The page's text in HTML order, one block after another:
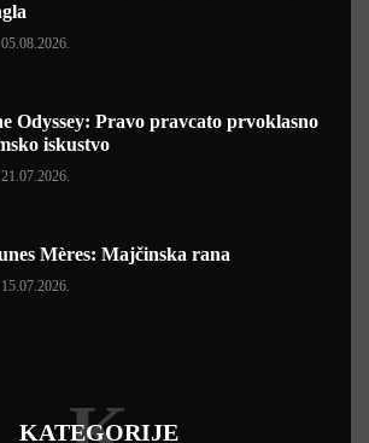
05.08.2026.
Odyssey: Pravo pravcato prvoklasno
iskustvo
21.07.2026.
Mères: Majčinska rana
15.07.2026.
KATEGORIJE